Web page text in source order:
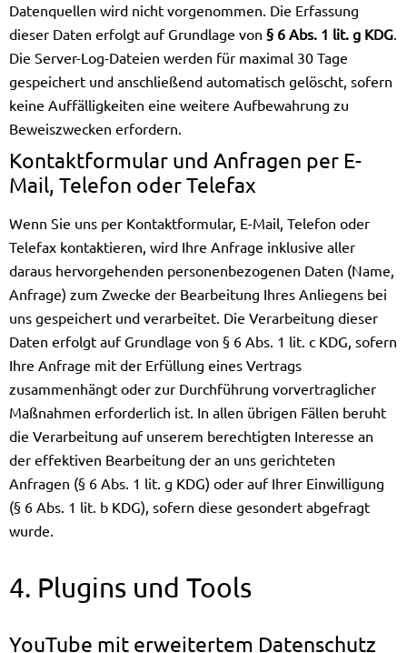
Datenquellen wird nicht vorgenommen. Die Erfassung
dieser Daten erfolgt auf Grundlage von § 6 Abs. 1 lit. g KDG
Die Server-Log-Dateien werden für maximal 30 Tage
gespeichert und anschließend automatisch gelöscht, sofern
keine Auffälligkeiten eine weitere Aufbewahrung zu
Beweiszwecken erfordern.
Kontaktformular und Anfragen per E-
Mail, Telefon oder Telefax
Wenn Sie uns per Kontaktformular, E-Mail, Telefon oder
Telefax kontaktieren, wird Ihre Anfrage inklusive aller
daraus hervorgehenden personenbezogenen Daten (Name,
Anfrage) zum Zwecke der Bearbeitung Ihres Anliegens bei
uns gespeichert und verarbeitet. Die Verarbeitung dieser
Daten erfolgt auf Grundlage von § 6 Abs. 1 lit. c KDG, sofern
Ihre Anfrage mit der Erfüllung eines Vertrags
zusammenhängt oder zur Durchführung vorvertraglicher
Maßnahmen erforderlich ist. In allen übrigen Fällen beruht
die Verarbeitung auf unserem berechtigten Interesse an
der effektiven Bearbeitung der an uns gerichteten
Anfragen (§ 6 Abs. 1 lit. g KDG) oder auf Ihrer Einwilligung
(§ 6 Abs. 1 lit. b KDG), sofern diese gesondert abgefragt
wurde.
4. Plugins und Tools
YouTube mit erweitertem Datenschutz